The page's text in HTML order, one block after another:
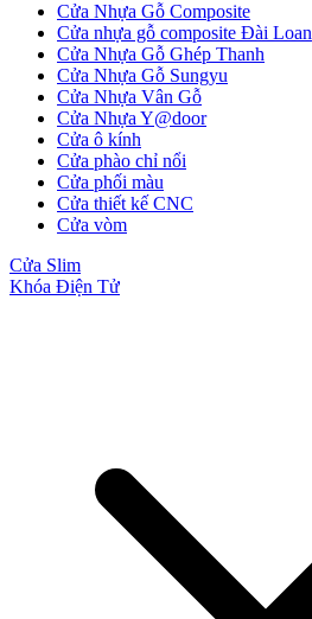
Cửa Nhựa Gỗ Composite
Cửa nhựa gỗ composite Đài Loan
Cửa Nhựa Gỗ Ghép Thanh
Cửa Nhựa Gỗ Sungyu
Cửa Nhựa Vân Gỗ
Cửa Nhựa Y@door
Cửa ô kính
Cửa phào chỉ nổi
Cửa phối màu
Cửa thiết kế CNC
Cửa vòm
Cửa Slim
Khóa Điện Tử